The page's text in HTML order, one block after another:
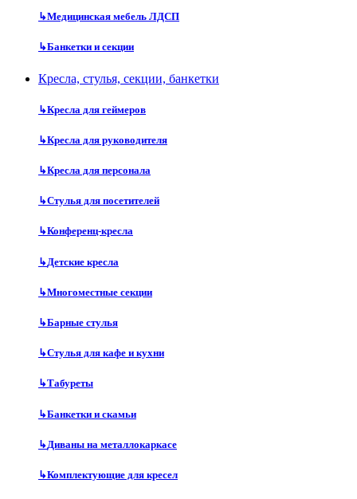
↳Медицинская мебель ЛДСП
↳Банкетки и секции
Кресла, стулья, секции, банкетки
↳Кресла для геймеров
↳Кресла для руководителя
↳Кресла для персонала
↳Стулья для посетителей
↳Конференц-кресла
↳Детские кресла
↳Многоместные секции
↳Барные стулья
↳Стулья для кафе и кухни
↳Табуреты
↳Банкетки и скамьи
↳Диваны на металлокаркасе
↳Комплектующие для кресел